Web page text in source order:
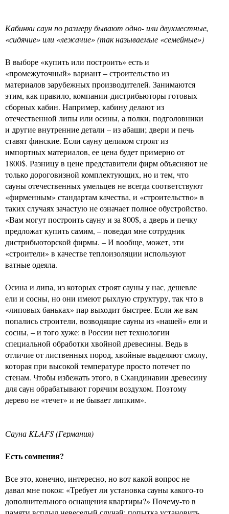
Кабинки саун по размеру бывают одно- или двухместные,
«сидячие» или «лежачие» (так называемые «семейные»)
В выборе «купить или построить» есть и
«промежуточный» вариант – строительство из
материалов зарубежных производителей. Занимаются
этим, как правило, компании-дистрибьюторы готовых
сборных кабин. Например, кабину делают из
отечественной липы или осины, а полки, подголовники
и другие внутренние детали – из абаши; двери и печь
ставят финские. Если сауну целиком строят из
импортных материалов, ее цена будет примерно от
1800$. Разницу в цене представители фирм объясняют не
только дороговизной комплектующих, но и тем, что
сауны отечественных умельцев не всегда соответствуют
«фирменным» стандартам качества, и «строительство» в
таких случаях зачастую не означает полное обустройство.
«Вам могут построить сауну и за 800$, а дверь и печку
предложат купить самим, – поведал мне сотрудник
дистрибьюторской фирмы. – И вообще, может, эти
«строители» в качестве теплоизоляции используют
ватные одеяла.
Осина и липа, из которых строят сауны у нас, дешевле
ели и сосны, но они имеют рыхлую структуру, так что в
«липовых баньках» пар выходит быстрее. Если же вам
попались строители, возводящие сауны из «нашей» ели и
сосны, – и того хуже: в России нет технологии
специальной обработки хвойной древесины. Ведь в
отличие от лиственных пород, хвойные выделяют смолу,
которая при высокой температуре просто потечет по
стенам. Чтобы избежать этого, в Скандинавии древесину
для саун обрабатывают горячим воздухом. Поэтому
дерево не «течет» и не бывает липким».
Сауна KLAFS (Германия)
Есть сомнения?
Все это, конечно, интересно, но вот какой вопрос не
давал мне покоя: «Требует ли установка сауны какого-то
дополнительного оснащения квартиры?» Почему-то в